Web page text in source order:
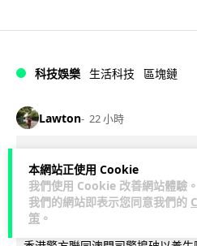
本網站正使用 Cookie
我們使用 Cookie 改善網站體驗
我們的網站即表示您同意我們的
策 。
科技娛樂 生活科技 區塊鏈
Lawton 22 小時
Fun Coffee 咖啡騙
擬貨幣投資騙局 港澳
9,400 萬元